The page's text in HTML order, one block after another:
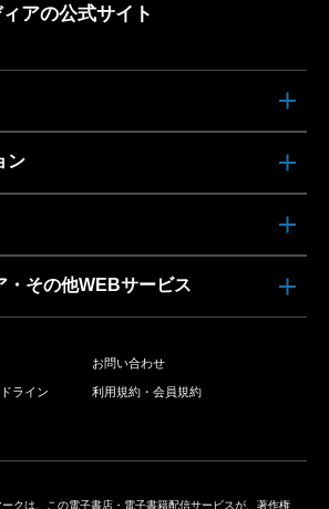
アの公式サイト
ン
・その他WEBサービス
お問い合わせ
ライン 利用規約・会員規約
クは、この電子書店・電子書籍配信サービスが、著作権